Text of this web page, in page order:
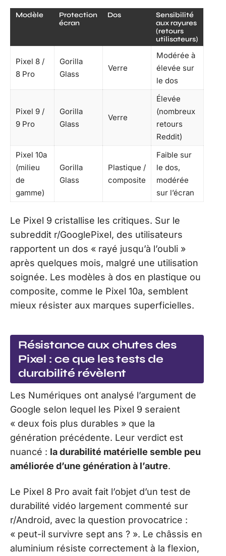
Modèle
Protection
écran
Dos
Sensibilité
aux rayures
(retours
utilisateurs)
Pixel 8 /
8 Pro
Gorilla
Glass
Verre
Modérée à
élevée sur
le dos
Pixel 9 /
9 Pro
Gorilla
Glass
Verre
Élevée
(nombreux
retours
Reddit)
Pixel 10a
(milieu
de
gamme)
Gorilla
Glass
Plastique /
composite
Faible sur
le dos,
modérée
sur l’écran
Le Pixel 9 cristallise les critiques. Sur le
subreddit r/GooglePixel, des utilisateurs
rapportent un dos « rayé jusqu’à l’oubli »
après quelques mois, malgré une utilisation
soignée. Les modèles à dos en plastique ou
composite, comme le Pixel 10a, semblent
mieux résister aux marques superficielles.
Résistance aux chutes des
Pixel : ce que les tests de
durabilité révèlent
Les Numériques ont analysé l’argument de
Google selon lequel les Pixel 9 seraient
« deux fois plus durables » que la
génération précédente. Leur verdict est
nuancé : la durabilité matérielle semble peu
améliorée d’une génération à l’autre.
Le Pixel 8 Pro avait fait l’objet d’un test de
durabilité vidéo largement commenté sur
r/Android, avec la question provocatrice :
« peut-il survivre sept ans ? ». Le châssis en
aluminium résiste correctement à la flexion,